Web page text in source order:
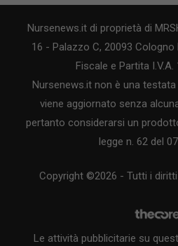
Nursenews.it di proprietà di
16 - Palazzo C, 20093
Fiscale e Partita I.V.A.
Nursenews.it non è una
viene aggiornato senza
pertanto considerarsi un
legge n. 62 del
Copyright ©2026 - Tutti i
Le attività pubblicitarie su